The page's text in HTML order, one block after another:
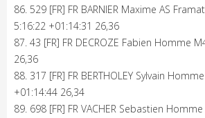
86. 529 [FR] FR BARNIER Maxime AS
5:16:22 +01:14:31 26,36
87. 43 [FR] FR DECROZE Fabien Homme
26,36
88. 317 [FR] FR BERTHOLEY Sylvain
+01:14:44 26,34
89. 698 [FR] FR VACHER Sebastien